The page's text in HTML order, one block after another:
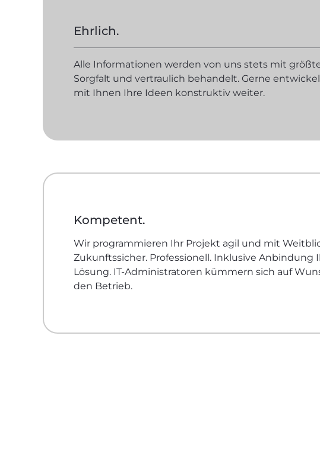
Ehrlich.
Alle Informationen werden von uns stets mit
Sorgfalt und vertraulich behandelt. Gerne
mit Ihnen Ihre Ideen konstruktiv weiter.
Kompetent.
Wir programmieren Ihr Projekt agil und mit
Zukunftssicher. Professionell. Inklusive Anbindung
Lösung. IT-Administratoren kümmern sich auf
den Betrieb.